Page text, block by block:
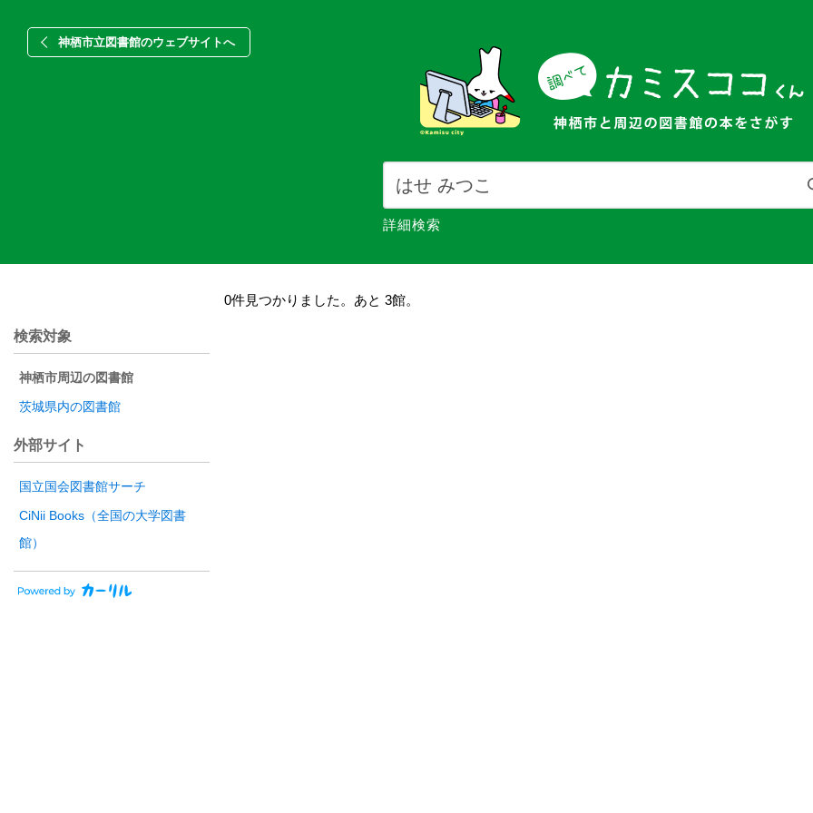
神栖市立図書館のウェブサイトへ
詳細検索
0件見つかりました。あと 3館。
検索対象
神栖市周辺の図書館
茨城県内の図書館
外部サイト
国立国会図書館サーチ
CiNii Books（全国の大学図書
館）